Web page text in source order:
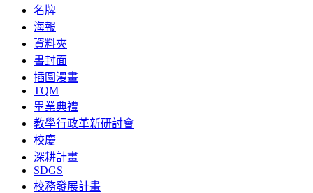
名牌
海報
資料夾
書封面
插圖漫畫
TQM
畢業典禮
教學行政革新研討會
校慶
深耕計畫
SDGS
校務發展計畫